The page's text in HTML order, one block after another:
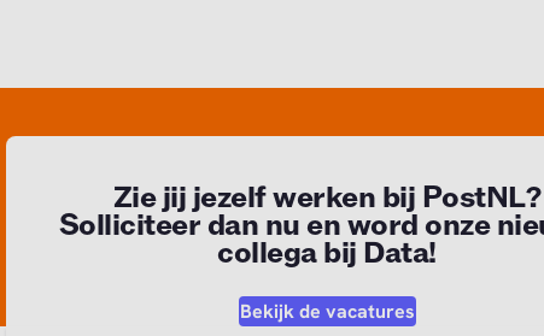
Zie jij jezelf werken bij PostNL?
Solliciteer dan nu en word onze
collega bij Data!
Bekijk de vacatures